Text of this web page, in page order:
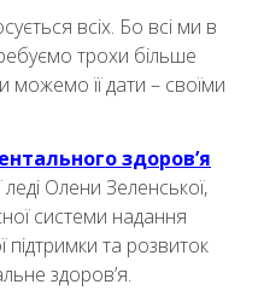
всіх. Бо всі ми в
трохи більше
можемо її дати – своїми
здоров’я
Олени Зеленської,
системи надання
підтримки та розвиток
здоров’я.